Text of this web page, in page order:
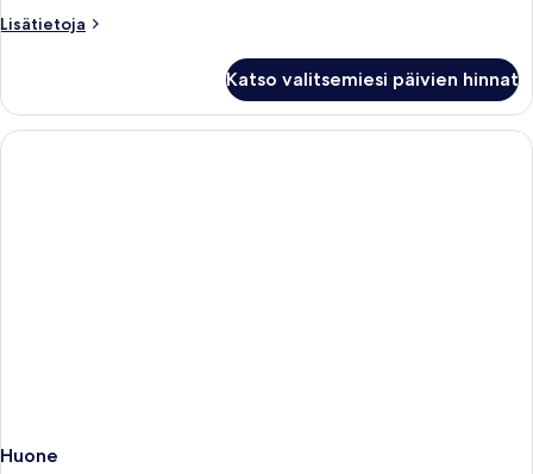
tai
kuvat
Lisätietoja
Lisätietoja
superior-
huone
(yksi
Katso valitsemiesi päivien hinnat
Huone